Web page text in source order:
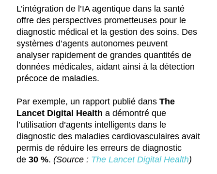
L’intégration de l’IA agentique dans la santé
offre des perspectives prometteuses pour le
diagnostic médical et la gestion des soins. Des
systèmes d’agents autonomes peuvent
analyser rapidement de grandes quantités de
données médicales, aidant ainsi à la détection
précoce de maladies.
Par exemple, un rapport publié dans The
Lancet Digital Health a démontré que
l’utilisation d’agents intelligents dans le
diagnostic des maladies cardiovasculaires avait
permis de réduire les erreurs de diagnostic
de 30 %. (Source : The Lancet Digital Health)